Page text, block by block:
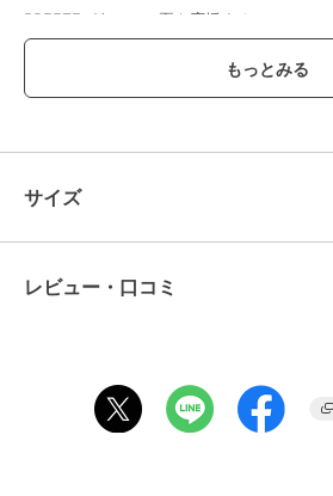
BREEZEがあつーい夏を応援する
『 サマーエールシリーズ 』
猛暑を乗り切るための
お出かけに欠かせない、熱中症対策。
100：身丈41.5 身幅33.5 袖丈39.2 袖口幅7.5
110：身丈43 身幅35.5 袖丈44 袖口幅8
サイズ
レビュー・口コミ